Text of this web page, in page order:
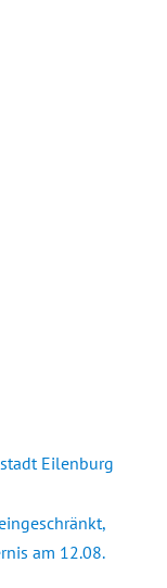
Eilenburg
am 12.08.